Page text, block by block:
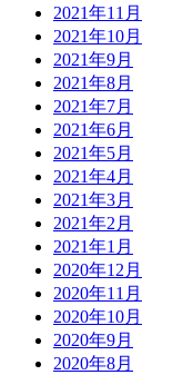
2021年11月
2021年10月
2021年9月
2021年8月
2021年7月
2021年6月
2021年5月
2021年4月
2021年3月
2021年2月
2021年1月
2020年12月
2020年11月
2020年10月
2020年9月
2020年8月